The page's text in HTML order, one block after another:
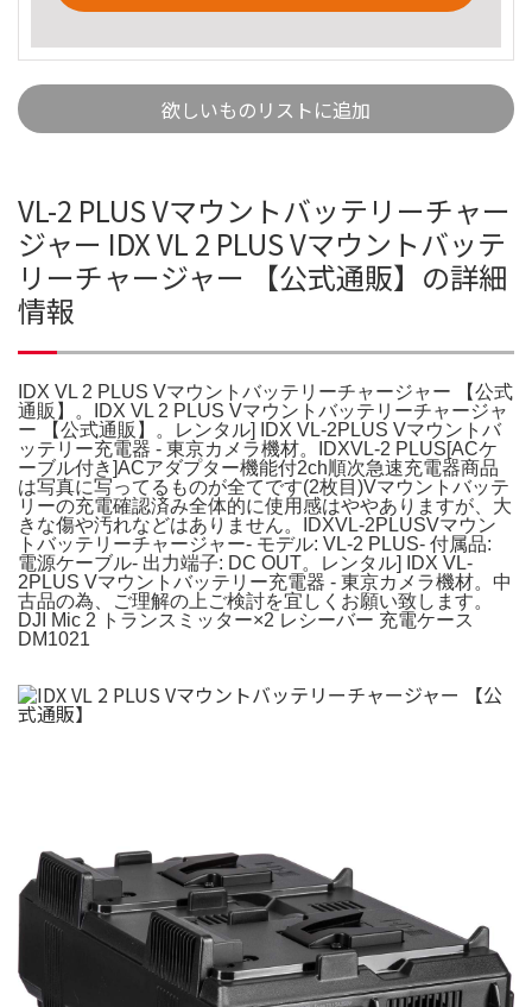
欲しいものリストに追加
VL-2 PLUS Vマウントバッテリーチャー
ジャー IDX VL 2 PLUS Vマウントバッテ
リーチャージャー 【公式通販】の詳細
情報
IDX VL 2 PLUS Vマウントバッテリーチャージャー 【公式
通販】。IDX VL 2 PLUS Vマウントバッテリーチャージャ
ー 【公式通販】。レンタル] IDX VL-2PLUS Vマウントバ
ッテリー充電器 - 東京カメラ機材。IDXVL-2 PLUS[ACケ
ーブル付き]ACアダプター機能付2ch順次急速充電器商品
は写真に写ってるものが全てです(2枚目)Vマウントバッテ
リーの充電確認済み全体的に使用感はややありますが、大
きな傷や汚れなどはありません。IDXVL-2PLUSVマウン
トバッテリーチャージャー- モデル: VL-2 PLUS- 付属品:
電源ケーブル- 出力端子: DC OUT。レンタル] IDX VL-
2PLUS Vマウントバッテリー充電器 - 東京カメラ機材。中
古品の為、ご理解の上ご検討を宜しくお願い致します。
DJI Mic 2 トランスミッター×2 レシーバー 充電ケース
DM1021